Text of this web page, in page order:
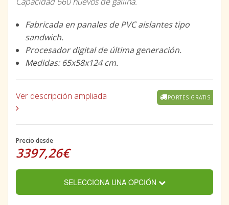
Fabricada en panales de PVC aislantes tipo
sandwich.
Procesador digital de última generación.
Medidas: 65x58x124 cm.
Ver descripción ampliada PORTES GRATIS
Precio desde
3397,26€
SELECCIONA UNA OPCIÓN